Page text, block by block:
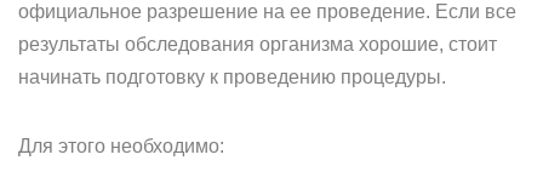
официальное разрешение на ее проведение. Если все
результаты обследования организма хорошие, стоит
начинать подготовку к проведению процедуры.
Для этого необходимо: